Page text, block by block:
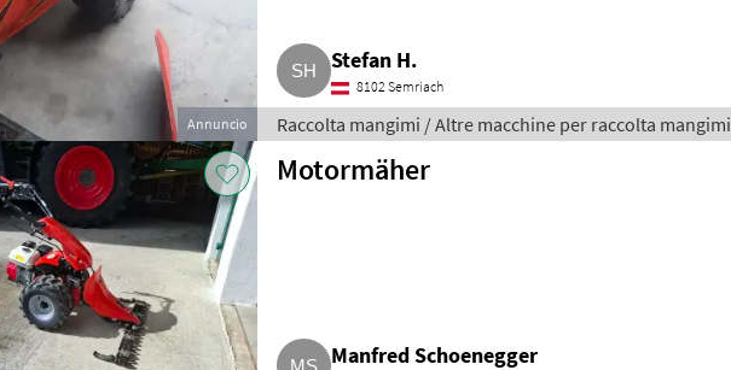
Annuncio
Stefan H.
8102 Semriach
Raccolta mangimi / Altre macchine per raccolta mangimi
Motormäher
Manfred Schoenegger